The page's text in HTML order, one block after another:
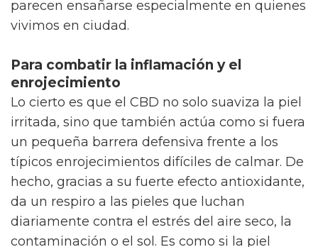
parecen ensañarse especialmente en quienes
vivimos en ciudad.
Para combatir la inflamación y el
enrojecimiento
Lo cierto es que el CBD no solo suaviza la piel
irritada, sino que también actúa como si fuera
un pequeña barrera defensiva frente a los
típicos enrojecimientos difíciles de calmar. De
hecho, gracias a su fuerte efecto antioxidante,
da un respiro a las pieles que luchan
diariamente contra el estrés del aire seco, la
contaminación o el sol. Es como si la piel